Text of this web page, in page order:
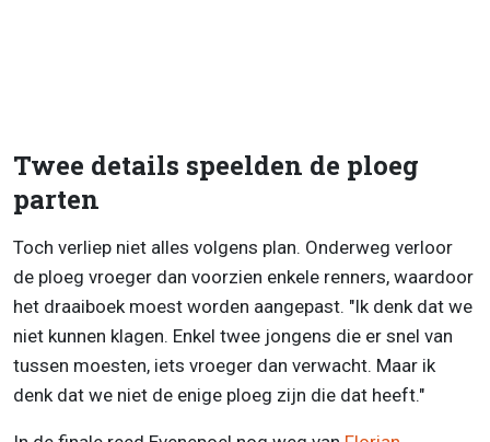
Twee details speelden de ploeg
parten
Toch verliep niet alles volgens plan. Onderweg verloor
de ploeg vroeger dan voorzien enkele renners, waardoor
het draaiboek moest worden aangepast. "Ik denk dat we
niet kunnen klagen. Enkel twee jongens die er snel van
tussen moesten, iets vroeger dan verwacht. Maar ik
denk dat we niet de enige ploeg zijn die dat heeft."